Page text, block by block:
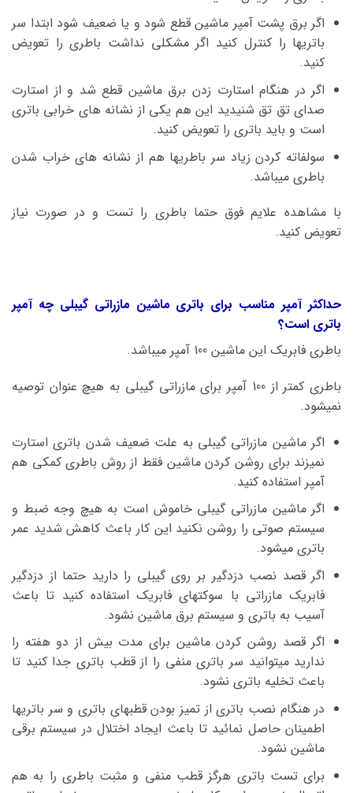
اگر برق پشت آمپر ماشین قطع شود و یا ضعیف شود ابتدا سر
باتریها را کنترل کنید اگر مشکلی نداشت باطری را تعویض
کنید.
اگر در هنگام استارت زدن برق ماشین قطع شد و از استارت
صدای تق تق شنیدید این هم یکی از نشانه های خرابی باتری
است و باید باتری را تعویض کنید.
سولفاته کردن زیاد سر باطریها هم از نشانه های خراب شدن
باطری میباشد.
با مشاهده علایم فوق حتما باطری را تست و در صورت نیاز
تعویض کنید.
حداکثر آمپر مناسب برای باتری ماشین مازراتی گیبلی چه آمپر
باتری است؟
باطری فابریک این ماشین 100 آمپر میباشد.
باطری کمتر از 100 آمپر برای مازراتی گیبلی به هیچ عنوان توصیه
نمیشود.
اگر ماشین مازراتی گیبلی به علت ضعیف شدن باتری استارت
نمیزند برای روشن کردن ماشین فقط از روش باطری کمکی هم
آمپر استفاده کنید.
اگر ماشین مازراتی گیبلی خاموش است به هیچ وجه ضبط و
سیستم صوتی را روشن نکنید این کار باعث کاهش شدید عمر
باتری میشود.
اگر قصد نصب دزدگیر بر روی گیبلی را دارید حتما از دزدگیر
فابریک مازراتی با سوکتهای فابریک استفاده کنید تا باعث
آسیب به باتری و سیستم برق ماشین نشود.
اگر قصد روشن کردن ماشین برای مدت بیش از دو هفته را
ندارید میتوانید سر باتری منفی را از قطب باتری جدا کنید تا
باعث تخلیه باتری نشود.
در هنگام نصب باتری از تمیز بودن قطبهای باتری و سر باتریها
اطمینان حاصل نمائید تا باعث ایجاد اختلال در سیستم برقی
ماشین نشود.
برای تست باتری هرگز قطب منفی و مثبت باطری را به هم